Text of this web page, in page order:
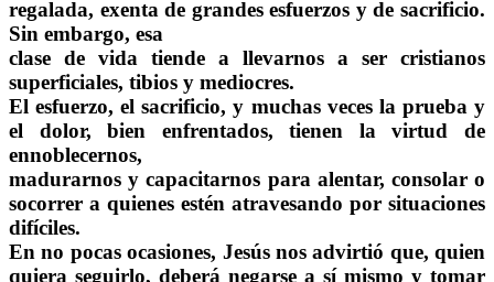
regalada, exenta de grandes esfuerzos y de sacrificio.
Sin embargo, esa
clase de vida tiende a llevarnos a ser cristianos
superficiales, tibios y mediocres.
El esfuerzo, el sacrificio, y muchas veces la prueba y
el dolor, bien enfrentados, tienen la virtud de
ennoblecernos,
madurarnos y capacitarnos para alentar, consolar o
socorrer a quienes estén atravesando por situaciones
difíciles.
En no pocas ocasiones, Jesús nos advirtió que, quien
quiera seguirlo, deberá negarse a sí mismo y tomar